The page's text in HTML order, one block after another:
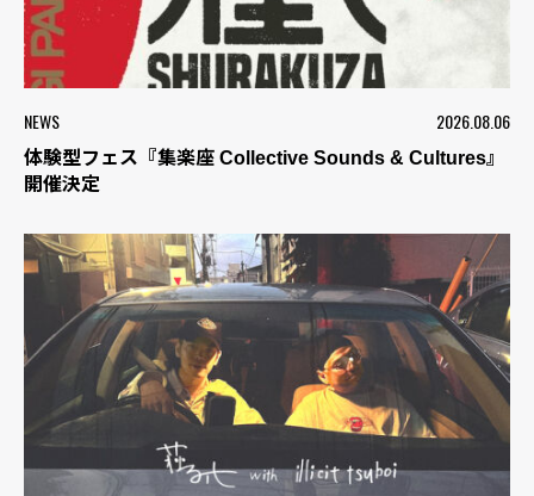
NEWS 2026.08.06
体験型フェス『集楽座 Collective Sounds & Cultures』
開催決定